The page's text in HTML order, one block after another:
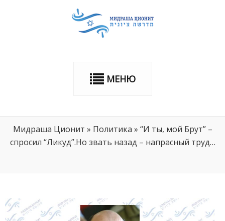
МЕНЮ
Мидраша Ционит » Политика » “И ты, мой Брут” –
спросил “Ликуд”.Но звать назад – напрасный труд…